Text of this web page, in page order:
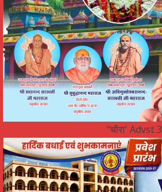
"चौरा' Advst 3